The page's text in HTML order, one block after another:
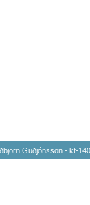
Guðjónsson - kt-